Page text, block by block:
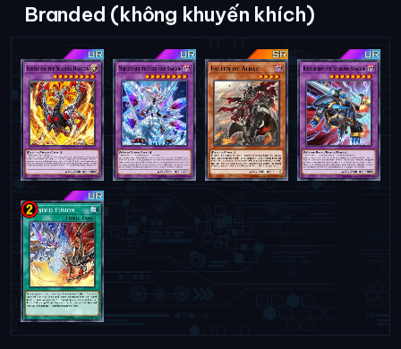
Branded (không khuyến khích)